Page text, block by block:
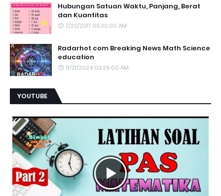
Hubungan Satuan Waktu, Panjang, Berat
dan Kuantitas
7/22/2017 05:30:00 AM
Radarhot com Breaking News Math Science
education
9/21/2024 03:26:00 AM
YOUTUBE